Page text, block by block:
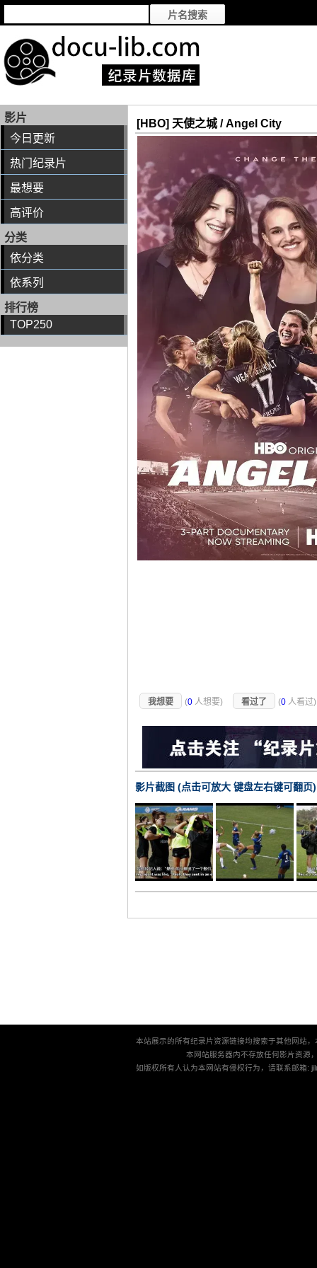
影片
今日更新
热门纪录片
最想要
高评价
分类
依分类
依系列
排行榜
TOP250
[HBO] 天使之城 / Angel City
我想要 (0 人想要) 看过了 (0 人看过
影片截图 (点击可放大 键盘左右键可翻页)
本站展示的所有纪录片资源链接均搜索于其他网站
本网站服务器内不存放任何影片资源
如版权所有人认为本网站有侵权行为，请联系邮箱: